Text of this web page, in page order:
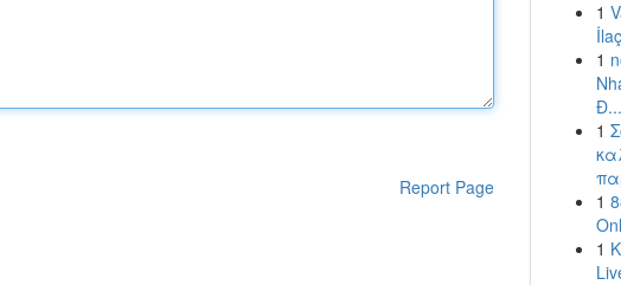
Report Page
1
1
Đ...
1
1
1